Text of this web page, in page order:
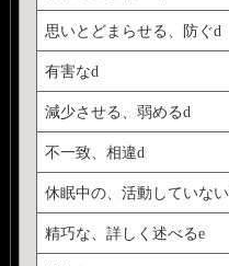
思いとどまらせる、防ぐd
有害なd
減少させる、弱めるd
不一致、相違d
休眠中の、活動していな
精巧な、詳しく述べるe